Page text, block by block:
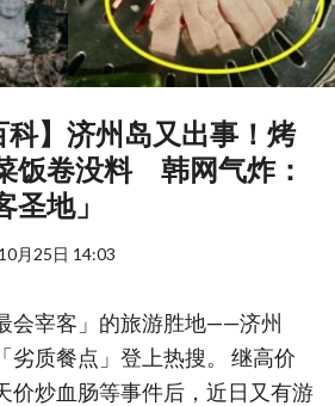
科】济州岛又出事！烤
饭卷没料 韩网气炸：
地」
月25日 14:03
会宰客」的旅游胜地——济州
劣质餐点」登上热搜。 继高价
价炒血肠等事件后，近日又有游